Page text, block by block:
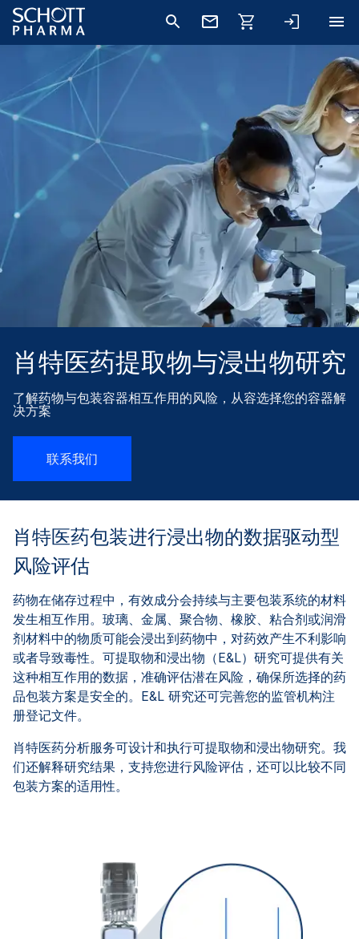
肖特医药提取物与浸出物研究
了解药物与包装容器相互作用的风险，从容选择您的容器解
决方案
联系我们
肖特医药包装进行浸出物的数据驱动型
风险评估
药物在储存过程中，有效成分会持续与主要包装系统的材料
发生相互作用。玻璃、金属、聚合物、橡胶、粘合剂或润滑
剂材料中的物质可能会浸出到药物中，对药效产生不利影响
或者导致毒性。可提取物和浸出物（E&L）研究可提供有关
这种相互作用的数据，准确评估潜在风险，确保所选择的药
品包装方案是安全的。E&L 研究还可完善您的监管机构注
册登记文件。
肖特医药分析服务可设计和执行可提取物和浸出物研究。我
们还解释研究结果，支持您进行风险评估，还可以比较不同
包装方案的适用性。